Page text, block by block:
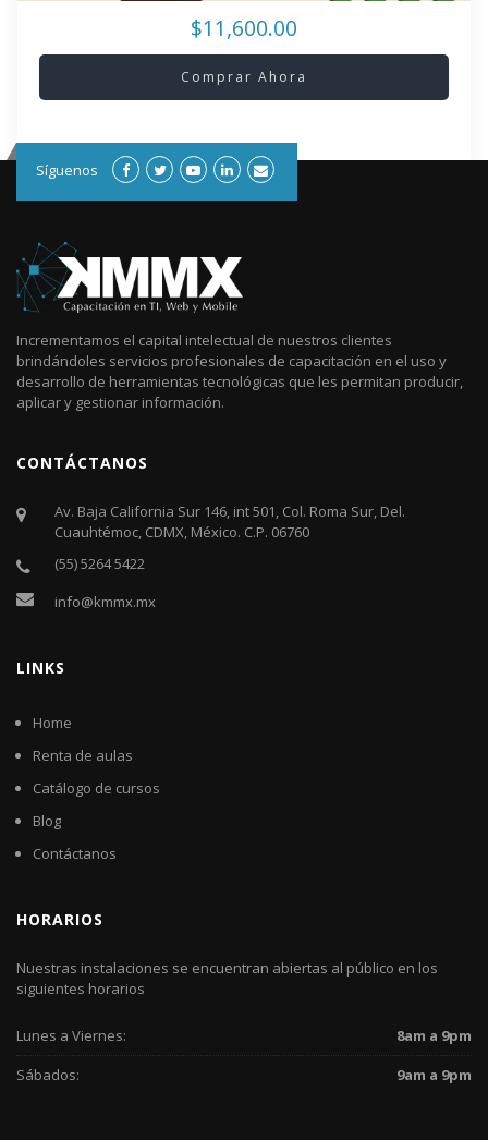
$11,600.00
Comprar Ahora
Síguenos
Incrementamos el capital intelectual de nuestros clientes
brindándoles servicios profesionales de capacitación en el uso y
desarrollo de herramientas tecnológicas que les permitan producir,
aplicar y gestionar información.
CONTÁCTANOS
Av. Baja California Sur 146, int 501, Col. Roma Sur, Del.
Cuauhtémoc, CDMX, México. C.P. 06760​
(55) 5264 5422
info@kmmx.mx
LINKS
Home
Renta de aulas
Catálogo de cursos
Blog
Contáctanos
HORARIOS
Nuestras instalaciones se encuentran abiertas al público en los
siguientes horarios
Lunes a Viernes:
8am a 9pm
Sábados:
9am a 9pm